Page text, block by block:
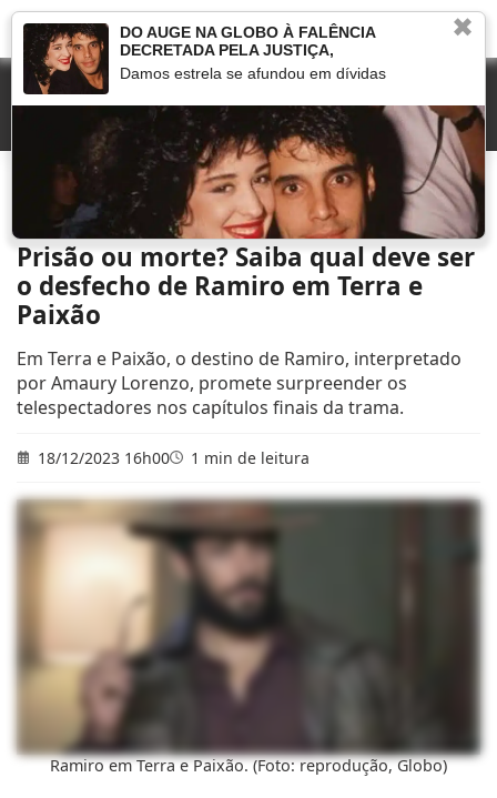
»
Prisão ou morte? Saiba qual deve ser o desfecho de Ramiro em
Terra e Paixão
Prisão ou morte? Saiba qual deve ser
o desfecho de Ramiro em Terra e
Paixão
Em Terra e Paixão, o destino de Ramiro, interpretado
por Amaury Lorenzo, promete surpreender os
telespectadores nos capítulos finais da trama.
18/12/2023 16h00 1 min de leitura
Ramiro em Terra e Paixão. (Foto: reprodução, Globo)
✖
DO AUGE NA GLOBO À FALÊNCIA
DECRETADA PELA JUSTIÇA,
Damos estrela se afundou em dívidas